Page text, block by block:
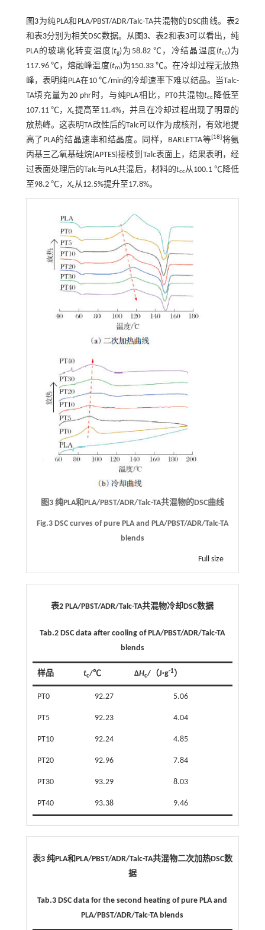
图3为纯PLA和PLA/PBST/ADR/Talc-TA共混物的DSC曲线。 表2
和表3分别为相关DSC数据。从 图3、表2和表3可以看出，纯
PLA的玻璃化转变温度(tg)为58.82 ℃，冷结晶温度(tcc)为
117.96 ℃，熔融峰温度(tm)为150.33 ℃。在冷却过程无放热
峰，表明纯PLA在10 ℃/min的冷却速率下难以结晶。当Talc-
TA填充量为20 phr时，与纯PLA相比，PT0共混物tcc 降低至
107.11 ℃，Xc提高至11.4%，并且在冷却过程出现了明显的
放热峰。这表明TA改性后的Talc可以作为成核剂，有效地提
高了PLA的结晶速率和结晶度。同样，BARLETTA等[18]将氨
丙基三乙氧基硅烷(APTES)接枝到Talc表面上，结果表明，经
过表面处理后的Talc与PLA共混后，材料的tcc从100.1 ℃降低
至98.2 ℃，Xc从12.5%提升至17.8%。
图3 纯PLA和PLA/PBST/ADR/Talc-TA共混物的DSC曲线
Fig.3 DSC curves of pure PLA and PLA/PBST/ADR/Talc-TA
blends
Full size
表2 PLA/PBST/ADR/Talc-TA共混物冷却DSC数据
Tab.2 DSC data after cooling of PLA/PBST/ADR/Talc-TA
blends
样品 tc/℃ ΔHc/（J·g-1）
PT0 92.27 5.06
PT5 92.23 4.04
PT10 92.24 4.85
PT20 92.96 7.84
PT30 93.29 8.03
PT40 93.38 9.46
表3 纯PLA和PLA/PBST/ADR/Talc-TA共混物二次加热DSC数
据
Tab.3 DSC data for the second heating of pure PLA and
PLA/PBST/ADR/Talc-TA blends